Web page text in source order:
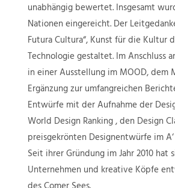
unabhängig bewertet. Insgesamt
Nationen eingereicht. Der
Futura Cultura“, Kunst für die
Technologie gestaltet. Im Anschluss
in einer Ausstellung im MOOD,
Ergänzung zur umfangreichen
Entwürfe mit der Aufnahme der
World Design Ranking , den Design
preisgekrönten Designentwürfe im
Seit ihrer Gründung im Jahr 2010
Unternehmen und kreative Köpfe